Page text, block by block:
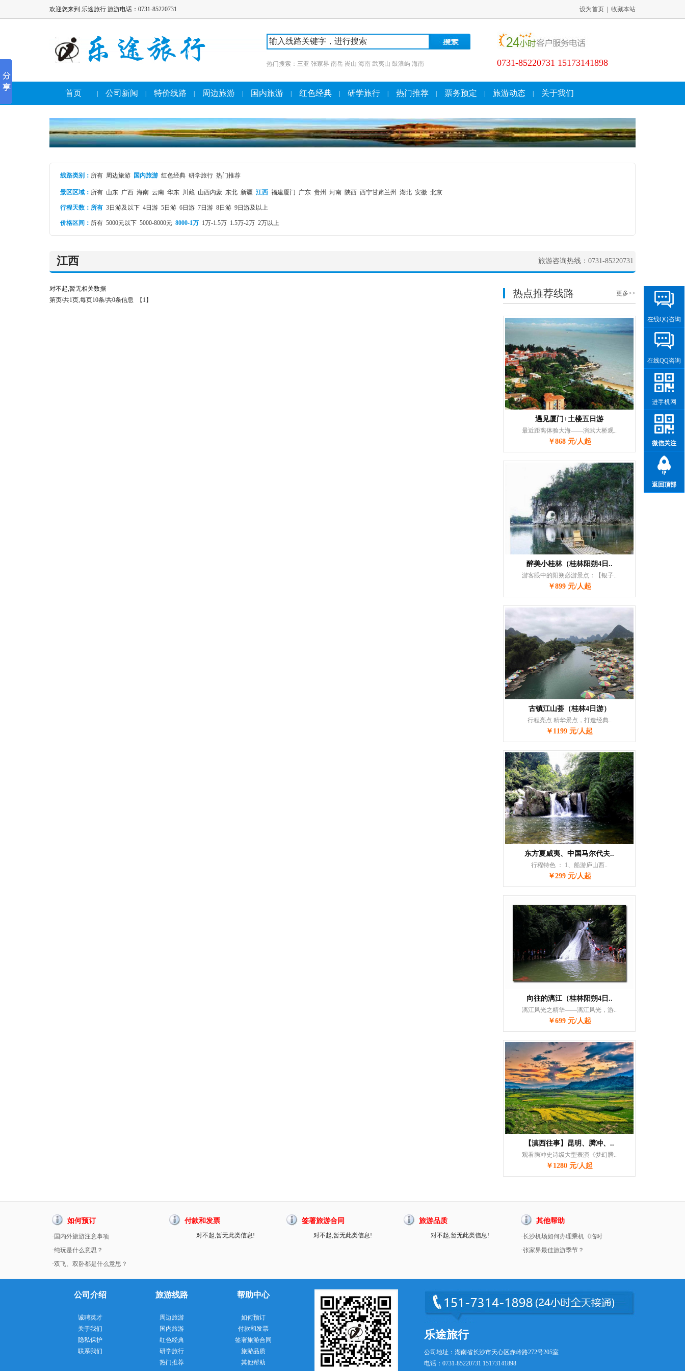
欢迎您来到 乐途旅行 旅游电话：0731-85220731 设为首页 收藏本站
热门搜索： 三亚 张家界 南岳 崀山 海南 武夷山 鼓浪屿 海南 0731-85220731 15173141898
首页 公司新闻 特价线路 周边旅游 国内旅游 红色经典 研学旅行 热门推荐 票务预定 旅游动态 关于我们
线路类别 ： 所有 周边旅游 国内旅游 红色经典 研学旅行 热门推荐
景区区域： 所有 山东 广西 海南 云南 华东 川藏 山西内蒙 东北 新疆 江西 福建厦门 广东 贵州 河南 陕西 西宁甘肃兰州 湖北 安徽 北京
行程天数： 所有 3日游及以下 4日游 5日游 6日游 7日游 8日游 9日游及以上
价格区间： 所有 5000元以下 5000-8000元 8000-1万 1万-1.5万 1.5万-2万 2万以上
江西 旅游咨询热线：0731-85220731
对不起,暂无相关数据
第页/共1页,每页10条/共0条信息
【1】
热点推荐线路 更多>>
遇见厦门+土楼五日游
最近距离体验大海——演武大桥观..
￥868 元/人起
醉美小桂林（桂林阳朔4日..
游客眼中的阳朔必游景点：【银子..
￥899 元/人起
古镇江山荟（桂林4日游）
行程亮点 精华景点，打造经典..
￥1199 元/人起
东方夏威夷、中国马尔代夫..
行程特色 ： 1、船游庐山西..
￥299 元/人起
向往的漓江（桂林阳朔4日..
漓江风光之精华——漓江风光，游..
￥699 元/人起
【滇西往事】昆明、腾冲、..
观看腾冲史诗级大型表演《梦幻腾..
￥1280 元/人起
如何预订
·国内外旅游注意事项
·纯玩是什么意思？
·双飞、双卧都是什么意思？
付款和发票
对不起,暂无此类信息!
签署旅游合同
对不起,暂无此类信息!
旅游品质
对不起,暂无此类信息!
其他帮助
·长沙机场如何办理乘机《临时
·张家界最佳旅游季节？
公司介绍
诚聘英才
关于我们
隐私保护
联系我们
旅游线路
周边旅游
国内旅游
红色经典
研学旅行
热门推荐
帮助中心
如何预订
付款和发票
签署旅游合同
旅游品质
其他帮助
乐途旅行
公司地址：湖南省长沙市天心区赤岭路272号205室
电话：0731-85220731 15173141898
在线QQ咨询
在线QQ咨询
进手机网
微信关注
返回顶部